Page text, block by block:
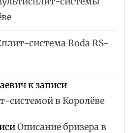
система Roda RS-
к записи
системой в Королёве
Описание бризера в